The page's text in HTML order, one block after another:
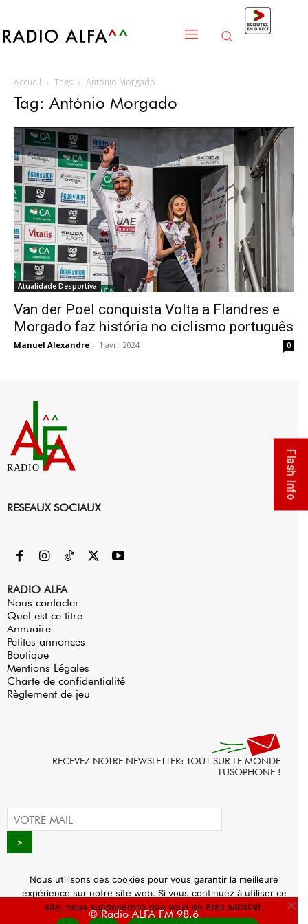
Accueil Tags António Morgado
Tag: António Morgado
Atualidade Desportiva
Van der Poel conquista Volta a Flandres e
Morgado faz história no ciclismo português
Manuel Alexandre - 1 avril 2024 0
RADIO
RESEAUX SOCIAUX
RADIO ALFA
Nous contacter
Quel est ce titre
Annuaire
Petites annonces
Boutique
Mentions Légales
Charte de confidentialité
Règlement de jeu
RECEVEZ NOTRE NEWSLETTER: TOUT SUR LE MONDE
LUSOPHONE !
© Radio ALFA FM 98.6
Flash Info
Nous utilisons des cookies pour vous garantir la meilleure
expérience sur notre site web. Si vous continuez à utiliser ce
site, nous supposerons que vous en êtes satisfait.